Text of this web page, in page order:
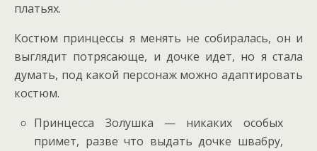
платьях.
Костюм принцессы я менять не собиралась, он и
выглядит потрясающе, и дочке идет, но я стала
думать, под какой персонаж можно адаптировать
костюм.
Принцесса Золушка — никаких особых
примет, разве что выдать дочке швабру,